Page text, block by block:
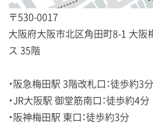
〒530-0017
大阪府大阪市北区角田町8-1 大阪
ス 35階
・阪急梅田駅 3階改札口：徒歩約3分
・JR大阪駅 御堂筋南口：徒歩約4分
・阪神梅田駅 東口：徒歩約3分